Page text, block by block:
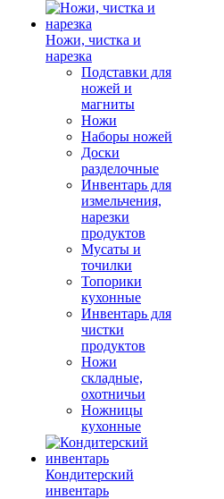
Ножи, чистка и
нарезка
Подставки для
ножей и
магниты
Ножи
Наборы ножей
Доски
разделочные
Инвентарь для
измельчения,
нарезки
продуктов
Мусаты и
точилки
Топорики
кухонные
Инвентарь для
чистки
продуктов
Ножи
складные,
охотничьи
Ножницы
кухонные
Кондитерский
инвентарь